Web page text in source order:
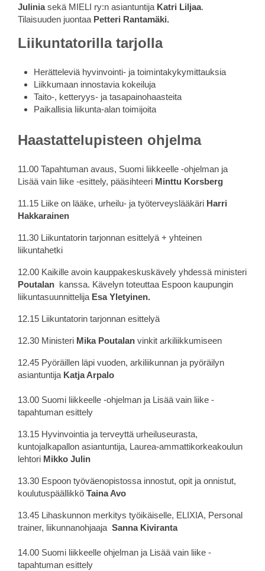
Juliniasekä MIELI ry:n asiantuntija Katri Liljaa.
Tilaisuuden juontaa Petteri Rantamäki.
Liikuntatorilla tarjolla
Herätteleviä hyvinvointi- ja toimintakykymittauksia
Liikkumaan innostavia kokeiluja
Taito-, ketteryys- ja tasapainohaasteita
Paikallisia liikunta-alan toimijoita
Haastattelupisteen ohjelma
11.00 Tapahtuman avaus, Suomi liikkeelle -ohjelman ja
Lisää vain liike -esittely, pääsihteeri Minttu Korsberg
11.15 Liike on lääke, urheilu- ja työterveyslääkäri Harri
Hakkarainen
11.30 Liikuntatorin tarjonnan esittelyä + yhteinen
liikuntahetki
12.00 Kaikille avoin kauppakeskuskävely yhdessä ministeri
Poutalan kanssa. Kävelyn toteuttaa Espoon kaupungin
liikuntasuunnittelija Esa Yletyinen.
12.15 Liikuntatorin tarjonnan esittelyä
12.30 Ministeri Mika Poutalan vinkit arkiliikkumiseen
12.45 Pyöräillen läpi vuoden, arkiliikunnan ja pyöräilyn
asiantuntija Katja Arpalo
13.00 Suomi liikkeelle -ohjelman ja Lisää vain liike -
tapahtuman esittely
13.15 Hyvinvointia ja terveyttä urheiluseurasta,
kuntojalkapallon asiantuntija, Laurea-ammattikorkeakoulun
lehtori Mikko Julin
13.30 Espoon työväenopistossa innostut, opit ja onnistut,
koulutuspäällikkö Taina Avo
13.45 Lihaskunnon merkitys työikäiselle, ELIXIA, Personal
trainer, liikunnanohjaaja Sanna Kiviranta
14.00 Suomi liikkeelle ohjelman ja Lisää vain liike -
tapahtuman esittely